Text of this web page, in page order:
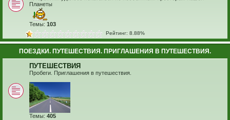
Планеты
Темы: 103
Рейтинг: 8.88%
ПОЕЗДКИ. ПУТЕШЕСТВИЯ. ПРИГЛАШЕНИЯ В ПУТЕШЕСТВИЯ.
ПУТЕШЕСТВИЯ
Пробеги. Приглашения в путешествия.
Темы: 405